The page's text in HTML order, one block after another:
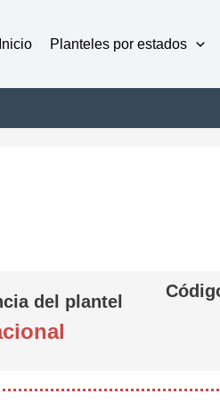
Inicio Planteles por estados
del plantel